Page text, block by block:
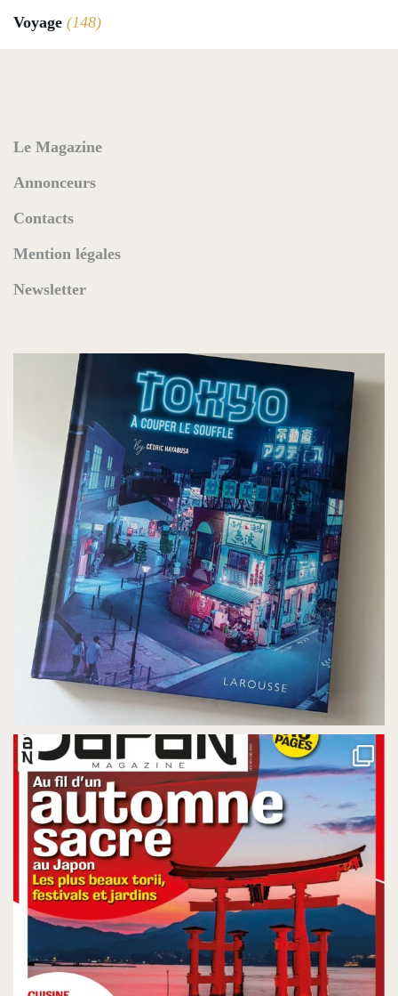
Voyage (148)
Le Magazine
Annonceurs
Contacts
Mention légales
Newsletter